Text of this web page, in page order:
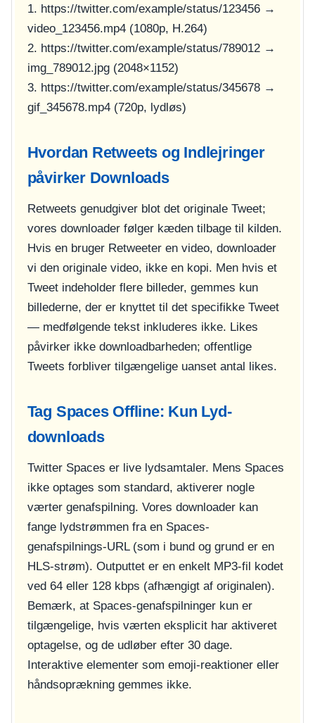
1. https://twitter.com/example/status/123456→
video_123456.mp4(1080p, H.264)
2. https://twitter.com/example/status/789012→
img_789012.jpg(2048×1152)
3. https://twitter.com/example/status/345678→
gif_345678.mp4(720p, lydløs)
Hvordan Retweets og Indlejringer
påvirker Downloads
Retweets genudgiver blot det originale Tweet;
vores downloader følger kæden tilbage til kilden.
Hvis en bruger Retweeter en video, downloader
vi den originale video, ikke en kopi. Men hvis et
Tweet indeholder flere billeder, gemmes kun
billederne, der er knyttet til det specifikke Tweet
— medfølgende tekst inkluderes ikke. Likes
påvirker ikke downloadbarheden; offentlige
Tweets forbliver tilgængelige uanset antal likes.
Tag Spaces Offline: Kun Lyd-
downloads
Twitter Spaces er live lydsamtaler. Mens Spaces
ikke optages som standard, aktiverer nogle
værter genafspilning. Vores downloader kan
fange lydstrømmen fra en Spaces-
genafspilnings-URL (som i bund og grund er en
HLS-strøm). Outputtet er en enkelt MP3-fil kodet
ved 64 eller 128 kbps (afhængigt af originalen).
Bemærk, at Spaces-genafspilninger kun er
tilgængelige, hvis værten eksplicit har aktiveret
optagelse, og de udløber efter 30 dage.
Interaktive elementer som emoji-reaktioner eller
håndsoprækning gemmes ikke.